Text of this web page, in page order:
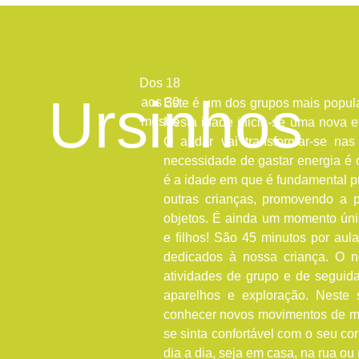
Ursinhos
Dos 18
aos 30
meses
Este é um dos grupos mais
Nesta idade inicia-se uma nova
O andar vai transformar-se
necessidade de gastar energia é
é a idade em que é fundamental
outras crianças, promovendo a
objetos. É ainda um momento
e filhos! São 45 minutos por
dedicados à nossa criança. O
atividades de grupo e de
aparelhos e exploração. Neste
conhecer novos movimentos de
se sinta confortável com o seu
dia a dia, seja em casa, na rua ou